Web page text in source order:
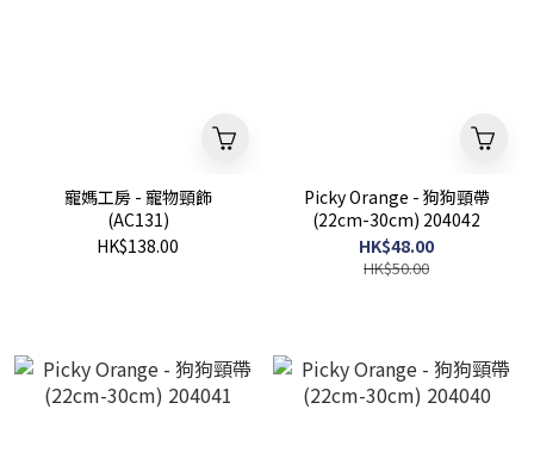
寵媽工房 - 寵物頸飾
(AC131)
HK$138.00
Picky Orange - 狗狗頸帶
(22cm-30cm) 204042
HK$48.00
HK$50.00